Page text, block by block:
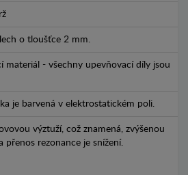
o tloušťce 2 mm.
materiál - všechny upevňovací díly jsou
je barvená v elektrostatickém poli.
výztuží, což znamená, zvýšenou
rezonance je snížení.